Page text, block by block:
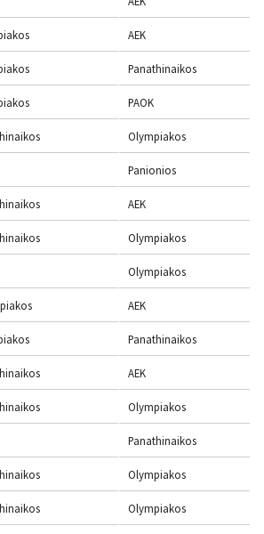
AEK
Panathinaikos
PAOK
Olympiakos
Panionios
AEK
Olympiakos
Olympiakos
AEK
Panathinaikos
AEK
Olympiakos
Panathinaikos
Olympiakos
Olympiakos